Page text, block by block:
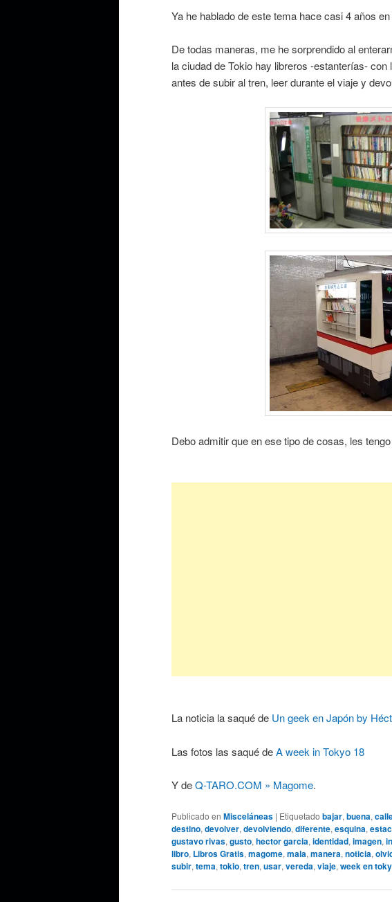
Ya he hablado de este tema hace casi 4 años
De todas maneras, me he sorprendido al
la ciudad de Tokio hay libreros -estanterías-
antes de subir al tren, leer durante el viaje y
Debo admitir que en ese tipo de cosas, les
La noticia la saqué de Un geek en Japón by
Las fotos las saqué deA week in Tokyo 18
Y deQ-TARO.COM » Magome.
Publicado en Misceláneas | Etiquetado bajar, buena,
destino, devolver, devolviendo, diferente, esquina,
gustavo rivas, gusto, hector garcia, identidad, imagen,
libro, Libros Gratis, magome, mala, manera, noticia,
subir, tema, tokio, tren, usar, vereda, viaje, week en